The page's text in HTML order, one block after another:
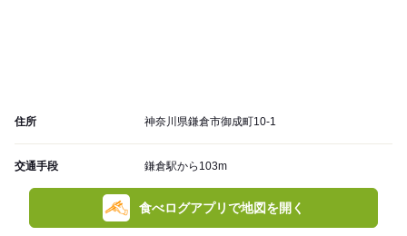
住所 神奈川県鎌倉市御成町10-1
交通手段 鎌倉駅から103m
食べログアプリで地図を開く